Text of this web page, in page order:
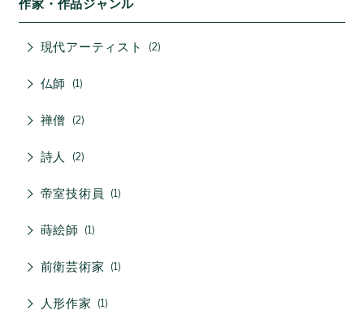
作家・作品ジャンル
現代アーティスト 2
仏師 1
禅僧 2
詩人 2
帝室技術員 1
蒔絵師 1
前衛芸術家 1
人形作家 1